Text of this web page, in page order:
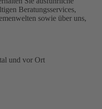
Beratungsservices,
sowie über uns,
und vor Ort